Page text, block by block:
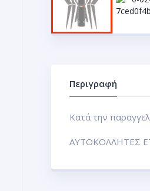
Περιγραφή
Κατά την
ΑΥΤΟΚΟΛΛΗΤΕΣ